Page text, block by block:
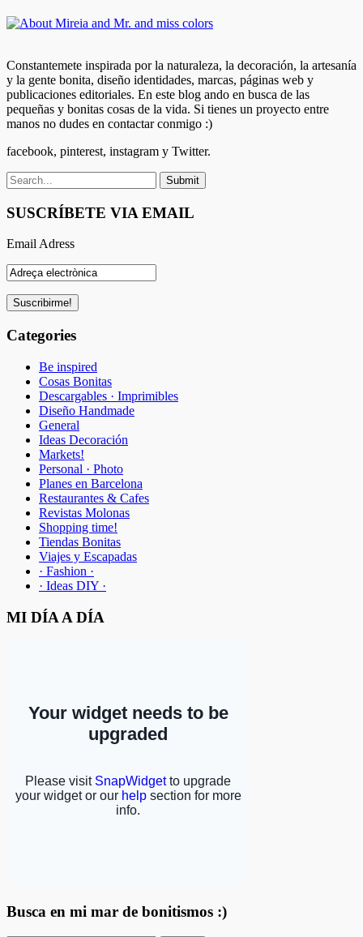
Constantemete inspirada por la naturaleza, la decoración, la artesanía
y la gente bonita, diseño identidades, marcas, páginas web y
publicaciones editoriales. En este blog ando en busca de las
pequeñas y bonitas cosas de la vida. Si tienes un proyecto entre
manos no dudes en contactar conmigo :)
facebook, pinterest, instagram y Twitter.
SUSCRÍBETE VIA EMAIL
Email Adress
Categories
Be inspired
Cosas Bonitas
Descargables · Imprimibles
Diseño Handmade
General
Ideas Decoración
Markets!
Personal · Photo
Planes en Barcelona
Restaurantes & Cafes
Revistas Molonas
Shopping time!
Tiendas Bonitas
Viajes y Escapadas
· Fashion ·
· Ideas DIY ·
MI DÍA A DÍA
Busca en mi mar de bonitismos :)